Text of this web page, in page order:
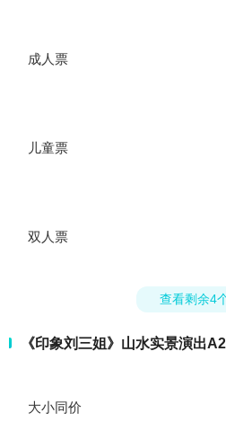
成人票
儿童票
双人票
查看剩余4
《印象刘三姐》山水实景演出
大小同价